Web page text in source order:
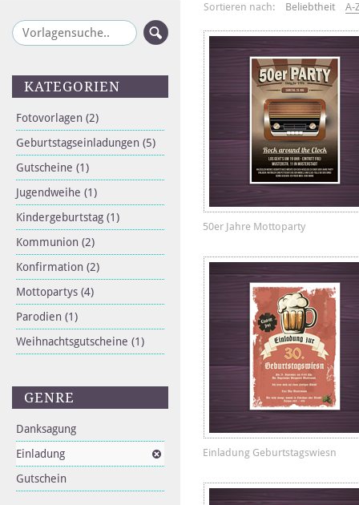
KATEGORIEN
Fotovorlagen (2)
Geburtstagseinladungen (5)
Gutscheine (1)
Jugendweihe (1)
Kindergeburtstag (1)
Kommunion (2)
Konfirmation (2)
Mottopartys (4)
Parodien (1)
Weihnachtsgutscheine (1)
GENRE
Danksagung
Einladung
Gutschein
Sortieren nach: Beliebtheit A-
50er Jahre Mottoparty
Einladung Geburtstagswiesn